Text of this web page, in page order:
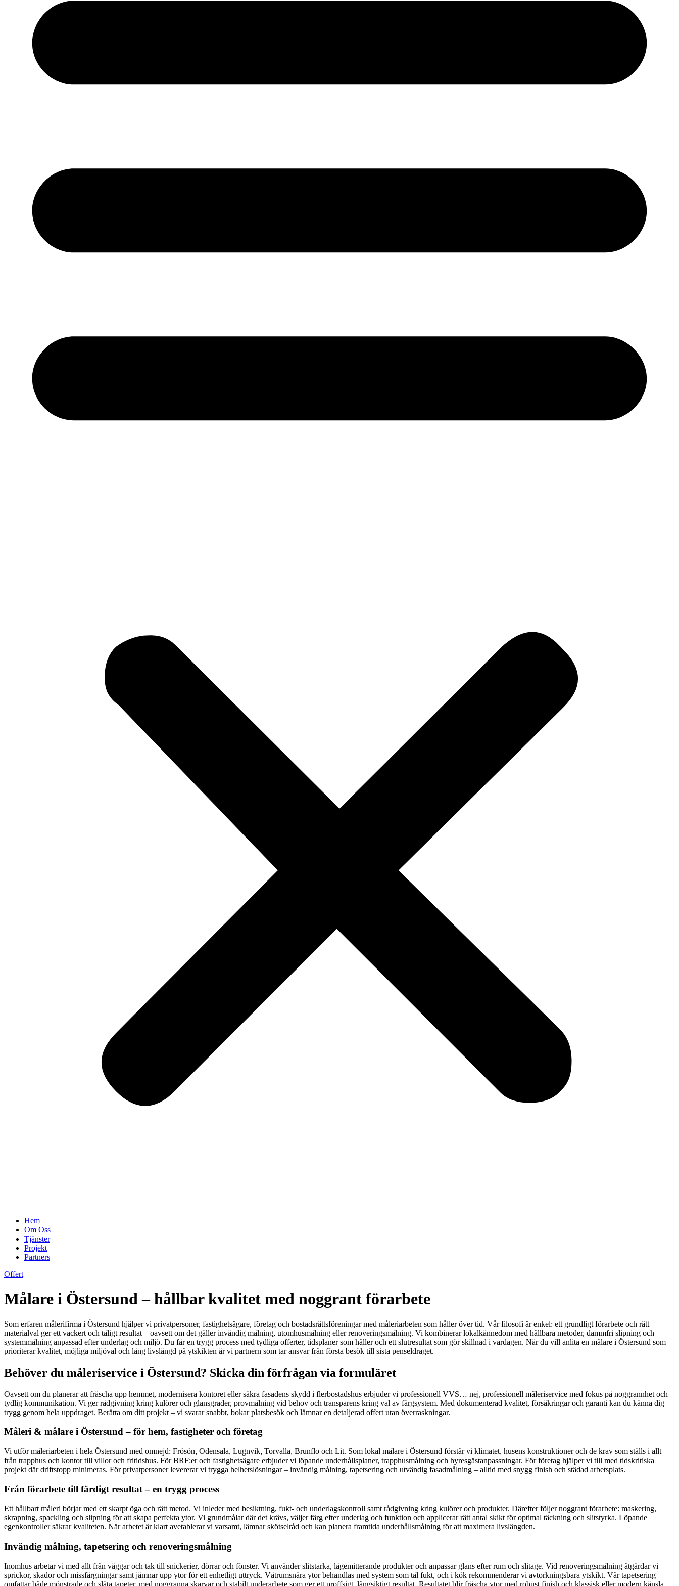
Hem
Om Oss
Tjänster
Projekt
Partners
Offert
Målare i Östersund – hållbar kvalitet med noggrant förarbete
Som erfaren målerifirma i Östersund hjälper vi privatpersoner, fastighetsägare, företag och bostadsrättsföreningar med måleriarbeten som håller över tid. Vår filosofi är enkel: ett grundligt förarbete och rätt
materialval ger ett vackert och tåligt resultat – oavsett om det gäller invändig målning, utomhusmålning eller renoveringsmålning. Vi kombinerar lokalkännedom med hållbara metoder, dammfri slipning och
systemmålning anpassad efter underlag och miljö. Du får en trygg process med tydliga offerter, tidsplaner som håller och ett slutresultat som gör skillnad i vardagen. När du vill anlita en målare i Östersund som
prioriterar kvalitet, möjliga miljöval och lång livslängd på ytskikten är vi partnern som tar ansvar från första besök till sista penseldraget.
Behöver du måleriservice i Östersund? Skicka din förfrågan via formuläret
Oavsett om du planerar att fräscha upp hemmet, modernisera kontoret eller säkra fasadens skydd i flerbostadshus erbjuder vi professionell VVS… nej, professionell måleriservice med fokus på noggrannhet och
tydlig kommunikation. Vi ger rådgivning kring kulörer och glansgrader, provmålning vid behov och transparens kring val av färgsystem. Med dokumenterad kvalitet, försäkringar och garanti kan du känna dig
trygg genom hela uppdraget. Berätta om ditt projekt – vi svarar snabbt, bokar platsbesök och lämnar en detaljerad offert utan överraskningar.
Måleri & målare i Östersund – för hem, fastigheter och företag
Vi utför måleriarbeten i hela Östersund med omnejd: Frösön, Odensala, Lugnvik, Torvalla, Brunflo och Lit. Som lokal målare i Östersund förstår vi klimatet, husens konstruktioner och de krav som ställs i allt
från trapphus och kontor till villor och fritidshus. För BRF:er och fastighetsägare erbjuder vi löpande underhållsplaner, trapphusmålning och hyresgästanpassningar. För företag hjälper vi till med tidskritiska
projekt där driftstopp minimeras. För privatpersoner levererar vi trygga helhetslösningar – invändig målning, tapetsering och utvändig fasadmålning – alltid med snygg finish och städad arbetsplats.
Från förarbete till färdigt resultat – en trygg process
Ett hållbart måleri börjar med ett skarpt öga och rätt metod. Vi inleder med besiktning, fukt- och underlagskontroll samt rådgivning kring kulörer och produkter. Därefter följer noggrant förarbete: maskering,
skrapning, spackling och slipning för att skapa perfekta ytor. Vi grundmålar där det krävs, väljer färg efter underlag och funktion och applicerar rätt antal skikt för optimal täckning och slitstyrka. Löpande
egenkontroller säkrar kvaliteten. När arbetet är klart avetablerar vi varsamt, lämnar skötselråd och kan planera framtida underhållsmålning för att maximera livslängden.
Invändig målning, tapetsering och renoveringsmålning
Inomhus arbetar vi med allt från väggar och tak till snickerier, dörrar och fönster. Vi använder slitstarka, lågemitterande produkter och anpassar glans efter rum och slitage. Vid renoveringsmålning åtgärdar vi
sprickor, skador och missfärgningar samt jämnar upp ytor för ett enhetligt uttryck. Våtrumsnära ytor behandlas med system som tål fukt, och i kök rekommenderar vi avtorkningsbara ytskikt. Vår tapetsering
omfattar både mönstrade och släta tapeter, med noggranna skarvar och stabilt underarbete som ger ett proffsigt, långsiktigt resultat. Resultatet blir fräscha ytor med robust finish och klassisk eller modern känsla –